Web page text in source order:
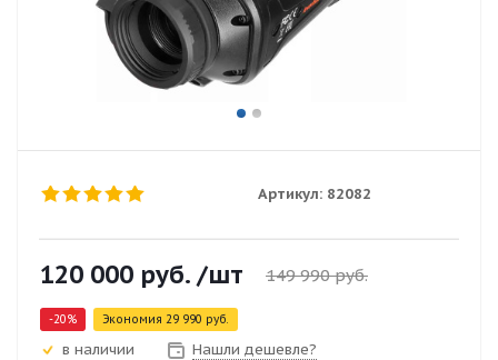
Артикул: 82082
120 000 руб. /шт 149 990руб.
-20% Экономия 29 990 руб.
в наличии Нашли дешевле?